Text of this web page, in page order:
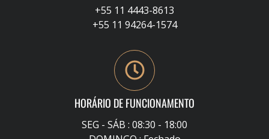
+55 11 4443-8613
+55 11 94264-1574
HORÁRIO DE FUNCIONAMENTO
SEG - SÁB : 08:30 - 18:00